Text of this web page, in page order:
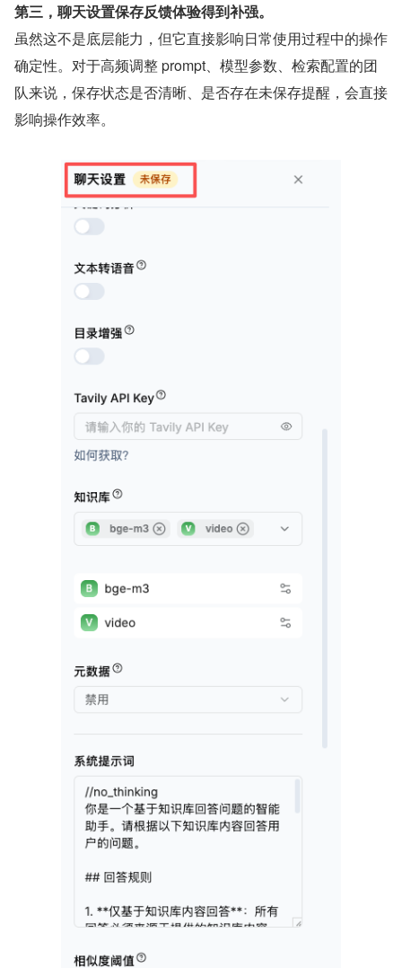
第三，聊天设置保存反馈体验得到补强。
虽然这不是底层能力，但它直接影响日常使用过程中的操作
确定性。对于高频调整 prompt、模型参数、检索配置的团
队来说，保存状态是否清晰、是否存在未保存提醒，会直接
影响操作效率。